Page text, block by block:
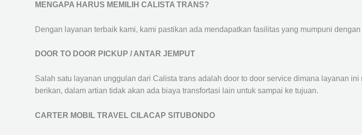
MENGAPA HARUS MEMILIH CALISTA TRANS?
Dengan layanan terbaik kami, kami pastikan ada mendapatkan fasilitas yang mumpuni
DOOR TO DOOR PICKUP / ANTAR JEMPUT
Salah satu layanan unggulan dari Calista trans adalah door to door service dimana layanan
berikan, dalam artian tidak akan ada biaya transfortasi lain untuk sampai ke tujuan.
CARTER MOBIL TRAVEL CILACAP SITUBONDO